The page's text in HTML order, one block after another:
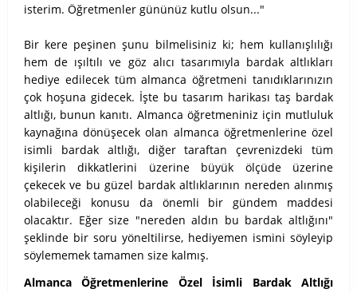
isterim. Öğretmenler gününüz kutlu olsun..."
Bir kere peşinen şunu bilmelisiniz ki; hem kullanışlılığı
hem de ışıltılı ve göz alıcı tasarımıyla bardak altlıkları
hediye edilecek tüm almanca öğretmeni tanıdıklarınızın
çok hoşuna gidecek. İşte bu tasarım harikası taş bardak
altlığı, bunun kanıtı. Almanca öğretmeniniz için mutluluk
kaynağına dönüşecek olan almanca öğretmenlerine özel
isimli bardak altlığı, diğer taraftan çevrenizdeki tüm
kişilerin dikkatlerini üzerine büyük ölçüde üzerine
çekecek ve bu güzel bardak altlıklarının nereden alınmış
olabileceği konusu da önemli bir gündem maddesi
olacaktır. Eğer size "nereden aldın bu bardak altlığını"
şeklinde bir soru yöneltilirse, hediyemen ismini söyleyip
söylememek tamamen size kalmış.
Almanca Öğretmenlerine Özel İsimli Bardak Altlığı